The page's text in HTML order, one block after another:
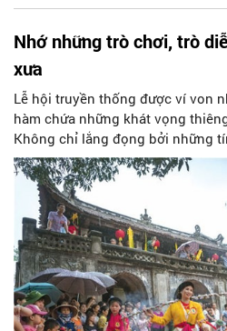
Nhớ những trò chơi, trò
xưa
Lễ hội truyền thống được ví von
hàm chứa những khát vọng
Không chỉ lắng đọng bởi những
gửi gắm nơi phụng thờ các vị
còn hấp dẫn bởi các trò chơi, trò
xa xưa. Tuy nhiên, qua thời gian
trong hội xuân Thăng Long - Hà
còn trong ký ức... Trò vật củ
chèo thuyền cạn... là một ví dụ.